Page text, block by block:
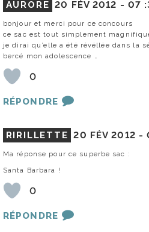
AURORE 20 FÉV 2012 - 07
bonjour et merci pour ce concours
ce sac est tout simplement
je dirai qu’elle a été révéllée dans la
bercé mon adolescence …
0
RÉPONDRE
RIRILLETTE 20 FÉV 2012 -
Ma réponse pour ce superbe sac :
Santa Barbara !
0
RÉPONDRE